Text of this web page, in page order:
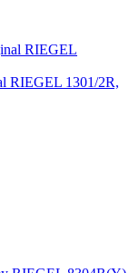
RIEGEL 1301/2R,